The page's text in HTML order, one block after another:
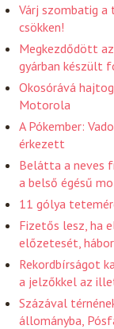
Várj szombatig a
csökken!
Megkezdődött
gyárban készült
Okosórává
Motorola
A Pókember:
érkezett
Belátta a neves
a belső égésű
11 gólya
Fizetős lesz, ha
előzetesét,
Rekordbírságot
a jelzőkkel az
Százával
állományba,